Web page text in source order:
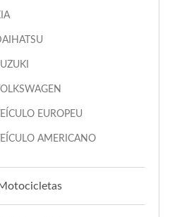
EUROPEU
AMERICANO